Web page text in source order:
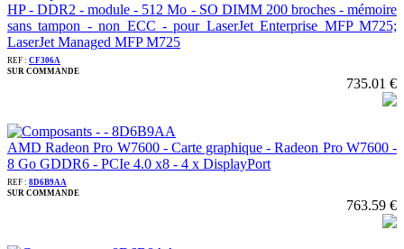
HP - DDR2 - module - 512 Mo - SO DIMM 200 broches - mémoire
sans tampon - non ECC - pour LaserJet Enterprise MFP M725;
LaserJet Managed MFP M725
REF : CF306A
SUR COMMANDE
735.01 €
AMD Radeon Pro W7600 - Carte graphique - Radeon Pro W7600 -
8 Go GDDR6 - PCIe 4.0 x8 - 4 x DisplayPort
REF : 8D6B9AA
SUR COMMANDE
763.59 €